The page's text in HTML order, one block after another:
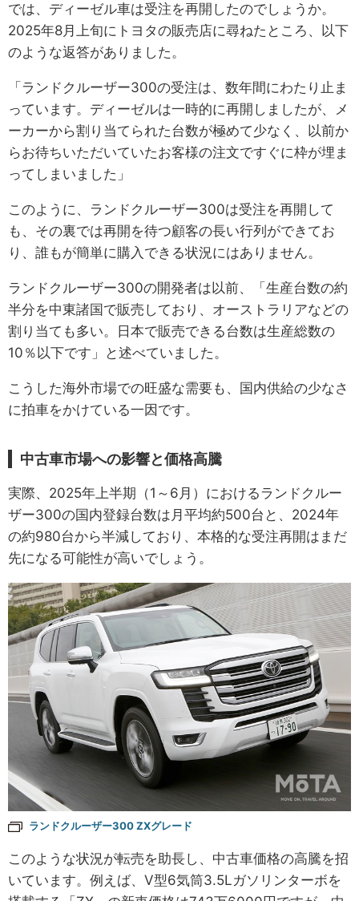
では、ディーゼル車は受注を再開したのでしょうか。
2025年8月上旬にトヨタの販売店に尋ねたところ、以下
のような返答がありました。
「ランドクルーザー300の受注は、数年間にわたり止ま
っています。ディーゼルは一時的に再開しましたが、メ
ーカーから割り当てられた台数が極めて少なく、以前か
らお待ちいただいていたお客様の注文ですぐに枠が埋ま
ってしまいました」
このように、ランドクルーザー300は受注を再開して
も、その裏では再開を待つ顧客の長い行列ができてお
り、誰もが簡単に購入できる状況にはありません。
ランドクルーザー300の開発者は以前、「生産台数の約
半分を中東諸国で販売しており、オーストラリアなどの
割り当ても多い。日本で販売できる台数は生産総数の
10％以下です」と述べていました。
こうした海外市場での旺盛な需要も、国内供給の少なさ
に拍車をかけている一因です。
中古車市場への影響と価格高騰
実際、2025年上半期（1～6月）におけるランドクルー
ザー300の国内登録台数は月平均約500台と、2024年
の約980台から半減しており、本格的な受注再開はまだ
先になる可能性が高いでしょう。
ランドクルーザー300 ZXグレード
このような状況が転売を助長し、中古車価格の高騰を招
いています。例えば、V型6気筒3.5Lガソリンターボを